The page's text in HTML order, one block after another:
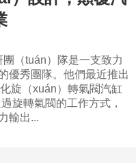
（tuán）隊是一支致力
優秀團隊。他們最近推出
旋（xuán）轉氣閥汽缸
旋轉氣閥的工作方式，
輸出...